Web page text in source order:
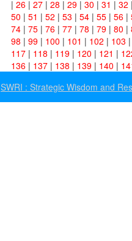
| 26 | 27 | 28 | 29 | 30 | 31 | 32
50 | 51 | 52 | 53 | 54 | 55 | 56 |
74 | 75 | 76 | 77 | 78 | 79 | 80 |
98 | 99 | 100 | 101 | 102 | 103
117 | 118 | 119 | 120 | 121 |
136 | 137 | 138 | 139 | 140 |
SWRI : Strategic Wisdom and